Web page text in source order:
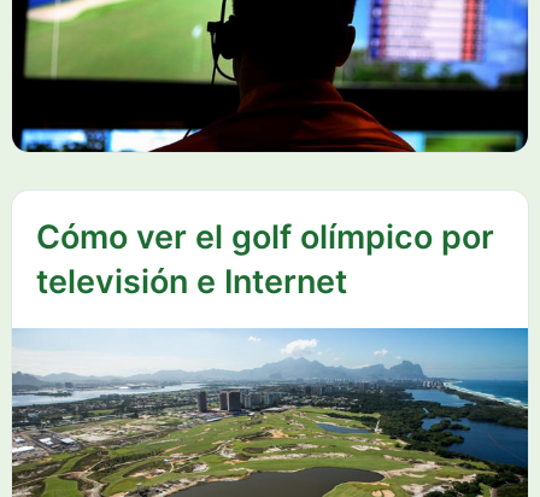
Cómo ver el golf olímpico por
televisión e Internet